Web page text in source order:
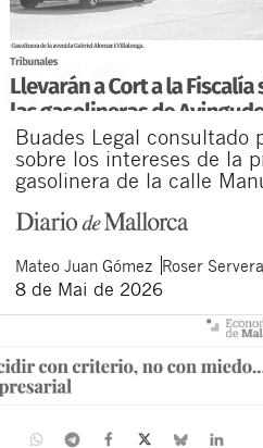
Buades Legal consultado
sobre los intereses de la
gasolinera de la calle
Mateo Juan Gómez Roser
8 de Mai de 2026